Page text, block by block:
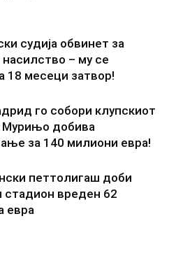
судија обвинет за
насилство – му се
18 месеци затвор!
го собори клупскиот
Мурињо добива
за 140 милиони евра!
петтолигаш доби
стадион вреден 62
евра